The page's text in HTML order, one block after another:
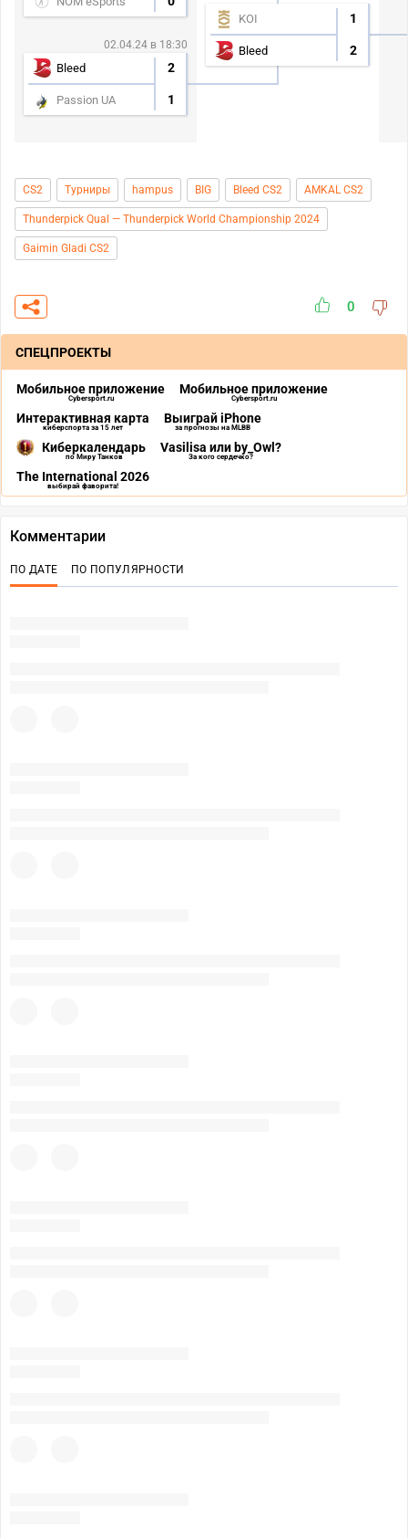
02.04.24 в 18:30
Bleed 2
Passion UA 1
KOI 1
Bleed 2
CS2 Турниры hampus BIG Bleed CS2 AMKAL CS2
Thunderpick Qual — Thunderpick World Championship 2024
Gaimin Gladi CS2
0
СПЕЦПРОЕКТЫ
Мобильное приложение
Cybersport.ru
Мобильное приложение
Cybersport.ru
Интерактивная карта
киберспорта за 15 лет
Выиграй iPhone
за прогнозы на MLBB
Киберкалендарь
по Миру Танков
Vasilisa или by_Owl?
За кого сердечко?
The International 2026
выбирай фаворита!
Комментарии
ПО ДАТЕ ПО ПОПУЛЯРНОСТИ